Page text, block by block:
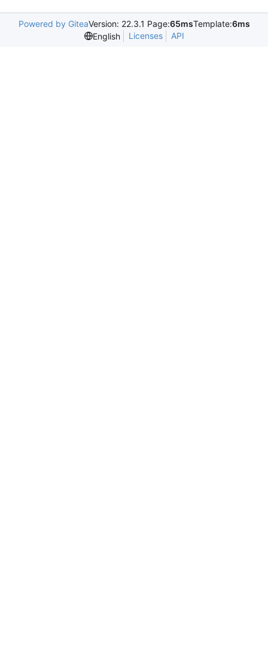
Powered by GiteaVersion: 22.3.1 Page:65msTemplate:6ms
English
Licenses API